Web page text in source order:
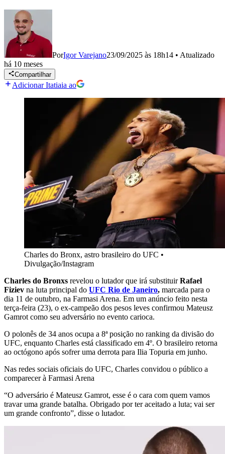
PorIgor Varejano23/09/2025 às 18h14 • Atualizado
há 10 meses
Compartilhar
Adicionar Itatiaia ao
Charles do Bronx, astro brasileiro do UFC •
Divulgação/Instagram
Charles do Bronxs revelou o lutador que irá substituirRafael
Fiziev na luta principal do UFC Rio de Janeiro, marcada para o
dia 11 de outubro, na Farmasi Arena. Em um anúncio feito nesta
terça-feira (23), o ex-campeão dos pesos leves confirmou Mateusz
Gamrot como seu adversário no evento carioca.
O polonês de 34 anos ocupa a 8ª posição no ranking da divisão do
UFC, enquanto Charles está classificado em 4º. O brasileiro retorna
ao octógono após sofrer uma derrota para Ilia Topuria em junho.
Nas redes sociais oficiais do UFC, Charles convidou o público a
comparecer à Farmasi Arena
“O adversário é Mateusz Gamrot, esse é o cara com quem vamos
travar uma grande batalha. Obrigado por ter aceitado a luta; vai ser
um grande confronto”, disse o lutador.